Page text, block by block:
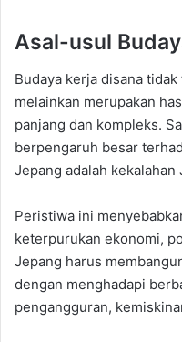
Asal-usul
Budaya kerja disana
melainkan merupakan
panjang dan kompleks.
berpengaruh besar
Jepang adalah kekalahan
Peristiwa ini
keterpurukan ekonomi,
Jepang harus
dengan menghadapi
pengangguran,